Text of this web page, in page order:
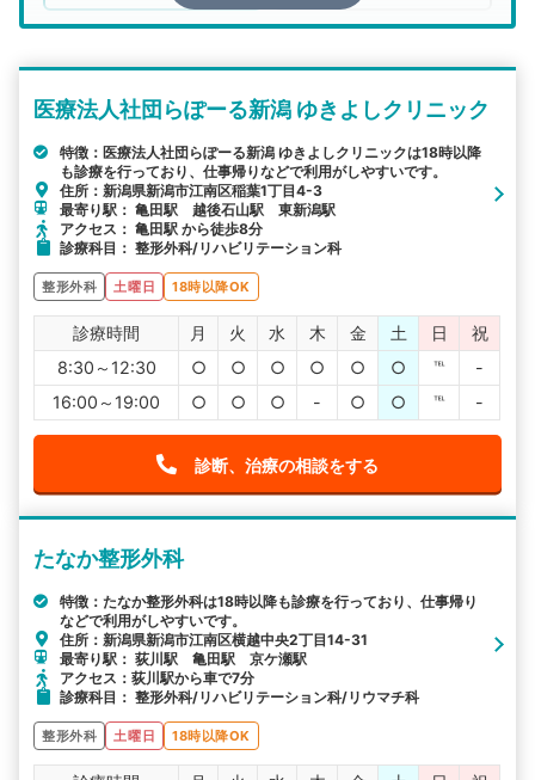
検索する
詳細条件で絞り込む
その他の検索方法
医療法人社団らぽーる新潟 ゆきよしクリニック
特徴：医療法人社団らぽーる新潟 ゆきよしクリニックは18時以降
も診療を行っており、仕事帰りなどで利用がしやすいです。
住所：新潟県新潟市江南区稲葉1丁目4-3
最寄り駅： 亀田駅 越後石山駅 東新潟駅
アクセス： 亀田駅 から徒歩8分
診療科目： 整形外科/リハビリテーション科
整形外科 土曜日 18時以降OK
診療時間 月 火 水 木 金 土 日
祝
8:30～12:30
○ ○ ○ ○ ○ ○ ℡
-
16:00～19:00
○ ○ ○ - ○ ○ ℡ -
診断、治療の相談をする
たなか整形外科
特徴：たなか整形外科は18時以降も診療を行っており、仕事帰り
などで利用がしやすいです。
住所：新潟県新潟市江南区横越中央2丁目14-31
最寄り駅： 荻川駅 亀田駅 京ケ瀬駅
アクセス：荻川駅から車で7分
診療科目： 整形外科/リハビリテーション科/リウマチ科
整形外科 土曜日 18時以降OK